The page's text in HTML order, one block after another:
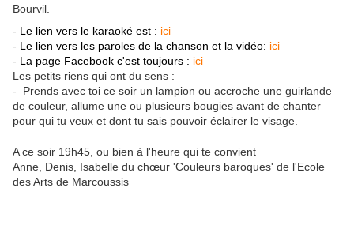
Bourvil.
- Le lien vers le karaoké est : ici
- Le lien vers les paroles de la chanson et la vidéo: ici
- La page Facebook c'est toujours : ici
Les petits riens qui ont du sens :
- Prends avec toi ce soir un lampion ou accroche une guirlande
de couleur, allume une ou plusieurs bougies avant de chanter
pour qui tu veux et dont tu sais pouvoir éclairer le visage.
A ce soir 19h45, ou bien à l'heure qui te convient
Anne, Denis, Isabelle du chœur 'Couleurs baroques' de l'Ecole
des Arts de Marcoussis